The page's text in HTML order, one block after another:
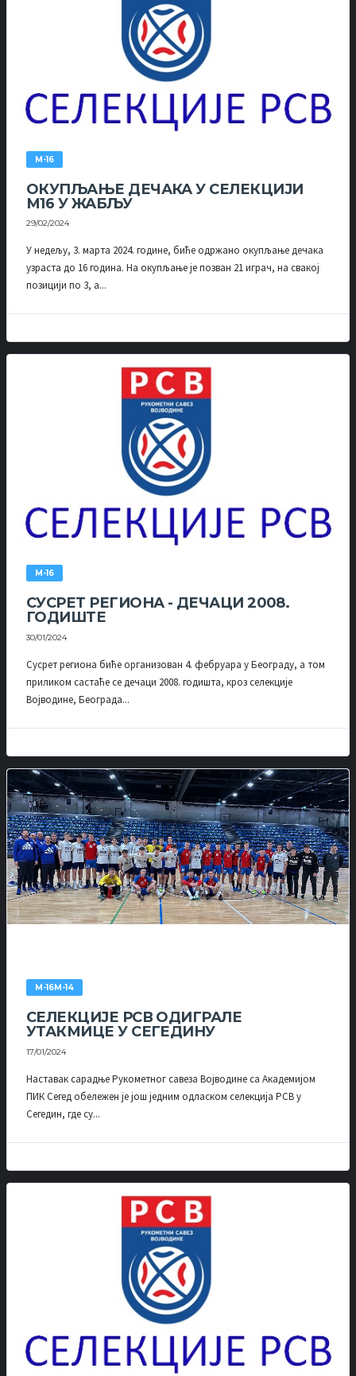
М-16
ОКУПЉАЊЕ ДЕЧАКА У СЕЛЕКЦИЈИ
М16 У ЖАБЉУ
29/02/2024
У недељу, 3. марта 2024. године, биће одржано окупљање дечака
узраста до 16 година. На окупљање је позван 21 играч, на свакој
позицији по 3, а...
М-16
СУСРЕТ РЕГИОНА - ДЕЧАЦИ 2008.
ГОДИШТЕ
30/01/2024
Сусрет региона биће организован 4. фебруара у Београду, а том
приликом састаће се дечаци 2008. годишта, кроз селекције
Војводине, Београда...
М-16М-14
СЕЛЕКЦИЈЕ РСВ ОДИГРАЛЕ
УТАКМИЦЕ У СЕГЕДИНУ
17/01/2024
Наставак сарадње Рукометног савеза Војводине са Академијом
ПИК Сегед обележен је још једним одласком селекција РСВ у
Сегедин, где су...